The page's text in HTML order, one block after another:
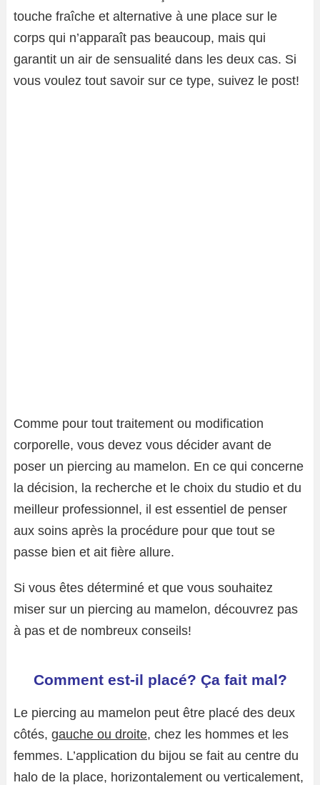
touche fraîche et alternative à une place sur le
corps qui n’apparaît pas beaucoup, mais qui
garantit un air de sensualité dans les deux cas. Si
vous voulez tout savoir sur ce type, suivez le post!
Comme pour tout traitement ou modification
corporelle, vous devez vous décider avant de
poser un piercing au mamelon. En ce qui concerne
la décision, la recherche et le choix du studio et du
meilleur professionnel, il est essentiel de penser
aux soins après la procédure pour que tout se
passe bien et ait fière allure.
Si vous êtes déterminé et que vous souhaitez
miser sur un piercing au mamelon, découvrez pas
à pas et de nombreux conseils!
Comment est-il placé? Ça fait mal?
Le piercing au mamelon peut être placé des deux
côtés, gauche ou droite, chez les hommes et les
femmes. L’application du bijou se fait au centre du
halo de la place, horizontalement ou verticalement,